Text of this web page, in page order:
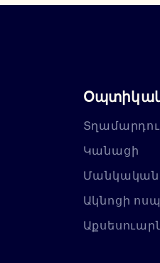
Տղամարդու
Կանացի
Մանկական
Ակնոցի